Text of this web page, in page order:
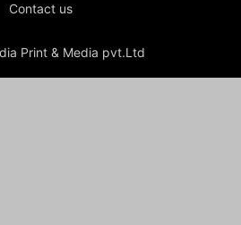
Contact us
Print & Media pvt.Ltd